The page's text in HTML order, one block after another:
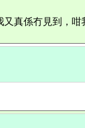
真係冇見到，